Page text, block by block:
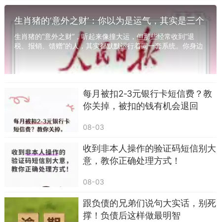
申请强制执行，法院可冻结、划扣账户资金。
而催收日常说的“马上冻结”“系统自动冻结”“不
还款冻结所有账户”，99%是虚假话术，目的是制造
恐慌，逼迫借款人尽快还款。
三、其他常见催收套路，2026年仍需警惕
除了伪造12368短信、谎称账户冻结，还有几
种套路也很常见，同样需要理性辨别：
（一）伪造律师函、起诉书
通过邮件、短信发送无法院公章、无正规案号
的“律师函”“起诉书”，声称“已委托律师起诉，等待
辨别：正规法律文书会通过EMS法院专递邮
寄，有法院红色公章、完整案号，可通过法院官网
生肖猪的‘意外之财’：你以为是运气，其实是三个
系统在运作
生肖猪的“意外之财”，听起来像撞大运，但那些经常收到“退
税、报销、馈赠”的人，其实都默默运行着同一套系统。你身边
一定有这样的人——每年三月份准时收到一...
每月被扣2‑3元银行卡短信费？教
你关掉，被扣的钱有机会退回
08-03
收到非本人操作的验证码短信别大
意，教你正确处理方式！
08-03
跟负债的兄弟们说句大实话，别死
撑！负债后这样做最明智